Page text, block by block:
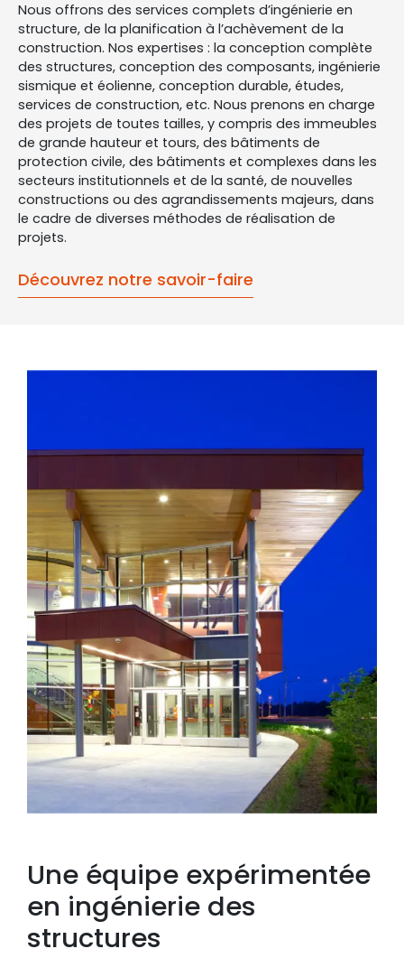
Nous offrons des services complets d’ingénierie en
structure, de la planification à l’achèvement de la
construction. Nos expertises : la conception complète
des structures, conception des composants, ingénierie
sismique et éolienne, conception durable, études,
services de construction, etc. Nous prenons en charge
des projets de toutes tailles, y compris des immeubles
de grande hauteur et tours, des bâtiments de
protection civile, des bâtiments et complexes dans les
secteurs institutionnels et de la santé, de nouvelles
constructions ou des agrandissements majeurs, dans
le cadre de diverses méthodes de réalisation de
projets.
Découvrez notre savoir-faire
Une équipe expérimentée
en ingénierie des
structures